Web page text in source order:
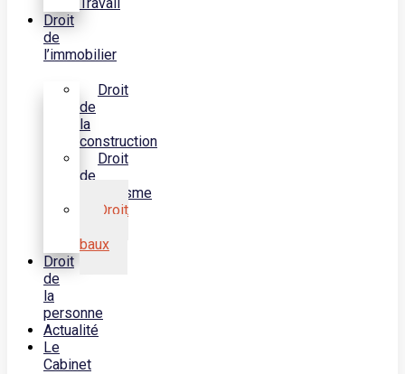
Droit
de
l’immobilier
Droit
de
la
construction
Droit
de
l’urbanisme
Droit
baux
Droit
de
la
personne
Actualité
Le
Cabinet